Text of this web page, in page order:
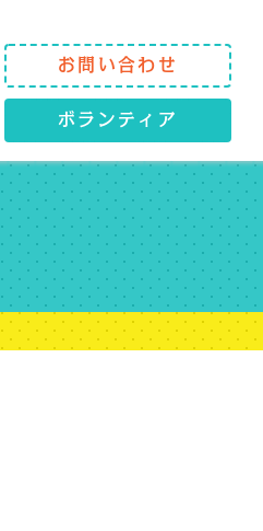
お問い合わせ
ボランティア